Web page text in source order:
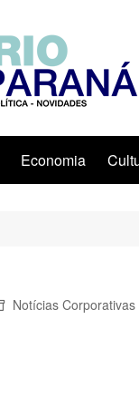
Economia
Notícias Corporativas